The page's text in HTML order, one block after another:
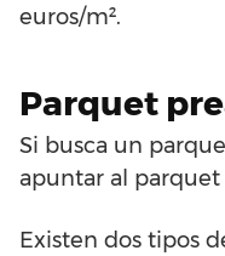
euros/m².
Parquet
Si busca un
apuntar al parquet
Existen dos tipos